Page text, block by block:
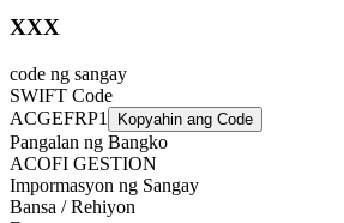
XXX
code ng sangay
SWIFT Code
ACGEFRP1
Kopyahin ang Code
Pangalan ng Bangko
ACOFI GESTION
Impormasyon ng Sangay
Bansa / Rehiyon